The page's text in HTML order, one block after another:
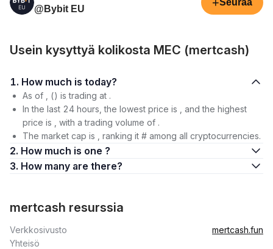
@Bybit EU
Seuraa
Usein kysyttyä kolikosta MEC (mertcash)
1. How much is today?
As of , () is trading at .
In the last 24 hours, the lowest price is , and the highest
price is , with a trading volume of .
The market cap is , ranking it # among all cryptocurrencies.
2. How much is one ?
3. How many are there?
mertcash resurssia
Verkkosivusto
mertcash.fun
Yhteisö